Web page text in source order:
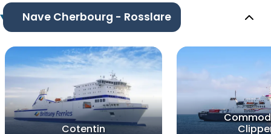
Nave Cherbourg - Rosslare
Cotentin